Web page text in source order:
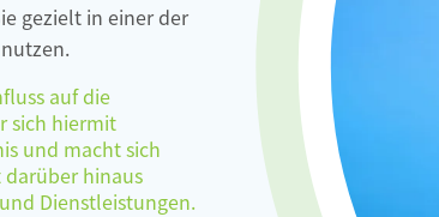
gezielt in einer der
auf die
sich hiermit
und macht sich
darüber hinaus
Dienstleistungen.